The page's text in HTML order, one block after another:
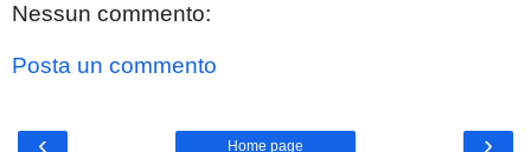
Nessun commento:
Posta un commento
‹ ›
Home page